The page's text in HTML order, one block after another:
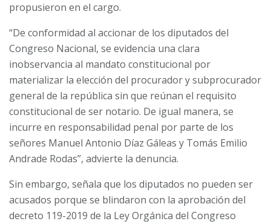
propusieron en el cargo.
“De conformidad al accionar de los diputados del
Congreso Nacional, se evidencia una clara
inobservancia al mandato constitucional por
materializar la elección del procurador y subprocurador
general de la república sin que reúnan el requisito
constitucional de ser notario. De igual manera, se
incurre en responsabilidad penal por parte de los
señores Manuel Antonio Díaz Gáleas y Tomás Emilio
Andrade Rodas”, advierte la denuncia.
Sin embargo, señala que los diputados no pueden ser
acusados porque se blindaron con la aprobación del
decreto 119-2019 de la Ley Orgánica del Congreso